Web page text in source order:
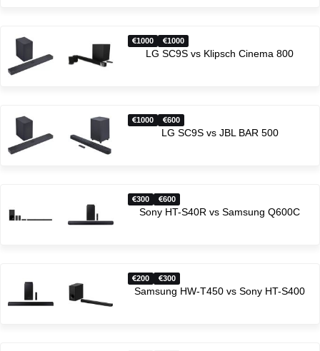
1000 1000
LG SC9S vs Klipsch Cinema 800
1000 600
LG SC9S vs JBL BAR 500
300 600
Sony HT-S40R vs Samsung Q600C
200 300
Samsung HW-T450 vs Sony HT-S400